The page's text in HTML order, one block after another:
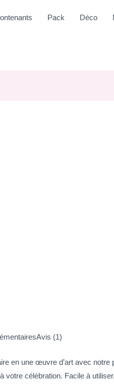
Pack Déco
Avis (1)
en une œuvre d’art avec
votre célébration. Facile à